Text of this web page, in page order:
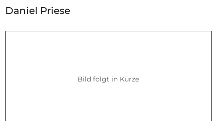
Daniel Priese
Bild folgt in Kürze